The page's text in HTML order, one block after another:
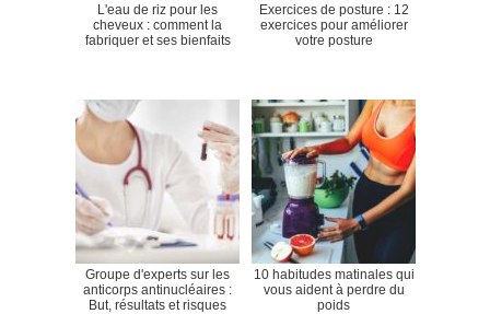
L'eau de riz pour les
cheveux : comment la
fabriquer et ses bienfaits
Exercices de posture : 12
exercices pour améliorer
votre posture
Groupe d'experts sur les
anticorps antinucléaires :
But, résultats et risques
10 habitudes matinales qui
vous aident à perdre du
poids